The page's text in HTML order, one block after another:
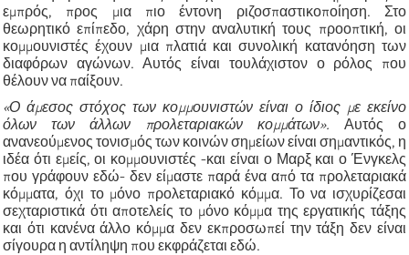
εμπρός, προς μια πιο έντονη ριζοσπαστικοποίηση. Στο
θεωρητικό επίπεδο, χάρη στην αναλυτική τους προοπτική, οι
κομμουνιστές έχουν μια πλατιά και συνολική κατανόηση των
διαφόρων αγώνων. Αυτός είναι τουλάχιστον ο ρόλος που
θέλουν να παίξουν.
«Ο άμεσος στόχος των κομμουνιστών είναι ο ίδιος με εκείνο
όλων των άλλων προλεταριακών κομμάτων». Αυτός ο
ανανεούμενος τονισμός των κοινών σημείων είναι σημαντικός, η
ιδέα ότι εμείς, οι κομμουνιστές -και είναι ο Μαρξ και ο Ένγκελς
που γράφουν εδώ- δεν είμαστε παρά ένα από τα προλεταριακά
κόμματα, όχι το μόνο προλεταριακό κόμμα. Το να ισχυρίζεσαι
σεχταριστικά ότι αποτελείς το μόνο κόμμα της εργατικής τάξης
και ότι κανένα άλλο κόμμα δεν εκπροσωπεί την τάξη δεν είναι
σίγουρα η αντίληψη που εκφράζεται εδώ.